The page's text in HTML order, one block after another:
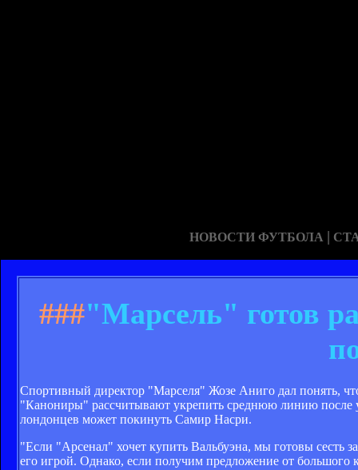
НОВОСТИ ФУТБОЛА |
###"Марсель" готов
Спортивный директор "Марселя" Жозе Аниго дал понять,
"Канониры" рассчитывают укрепить среднюю линию после
лондонцев может покинуть Самир Насри.
"Если "Арсенал" хочет купить Вальбуэна, мы готовы сесть
его игрой. Однако, если получим предложение от большого